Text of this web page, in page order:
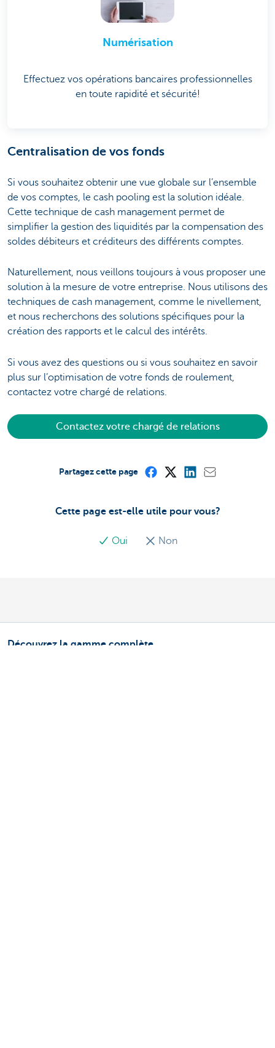
Numérisation
Effectuez vos opérations bancaires professionnelles
en toute rapidité et sécurité!
Centralisation de vos fonds
Si vous souhaitez obtenir une vue globale sur l’ensemble
de vos comptes, le cash pooling est la solution idéale.
Cette technique de cash management permet de
simplifier la gestion des liquidités par la compensation des
soldes débiteurs et créditeurs des différents comptes.
Naturellement, nous veillons toujours à vous proposer une
solution à la mesure de votre entreprise. Nous utilisons des
techniques de cash management, comme le nivellement,
et nous recherchons des solutions spécifiques pour la
création des rapports et le calcul des intérêts.
Si vous avez des questions ou si vous souhaitez en savoir
plus sur l’optimisation de votre fonds de roulement,
contactez votre chargé de relations.
Contactez votre chargé de relations
Cette page est-elle utile pour vous?
Oui Non
Partagez cette page
Découvrez la gamme complète